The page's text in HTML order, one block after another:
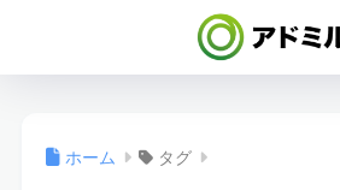
ホーム タグ